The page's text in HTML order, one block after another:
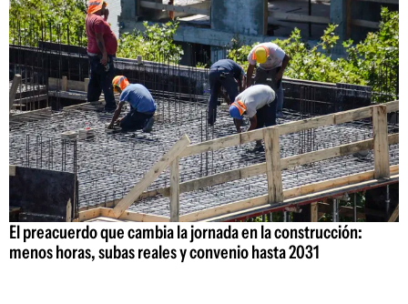
El preacuerdo que cambia la jornada en la construcción:
menos horas, subas reales y convenio hasta 2031